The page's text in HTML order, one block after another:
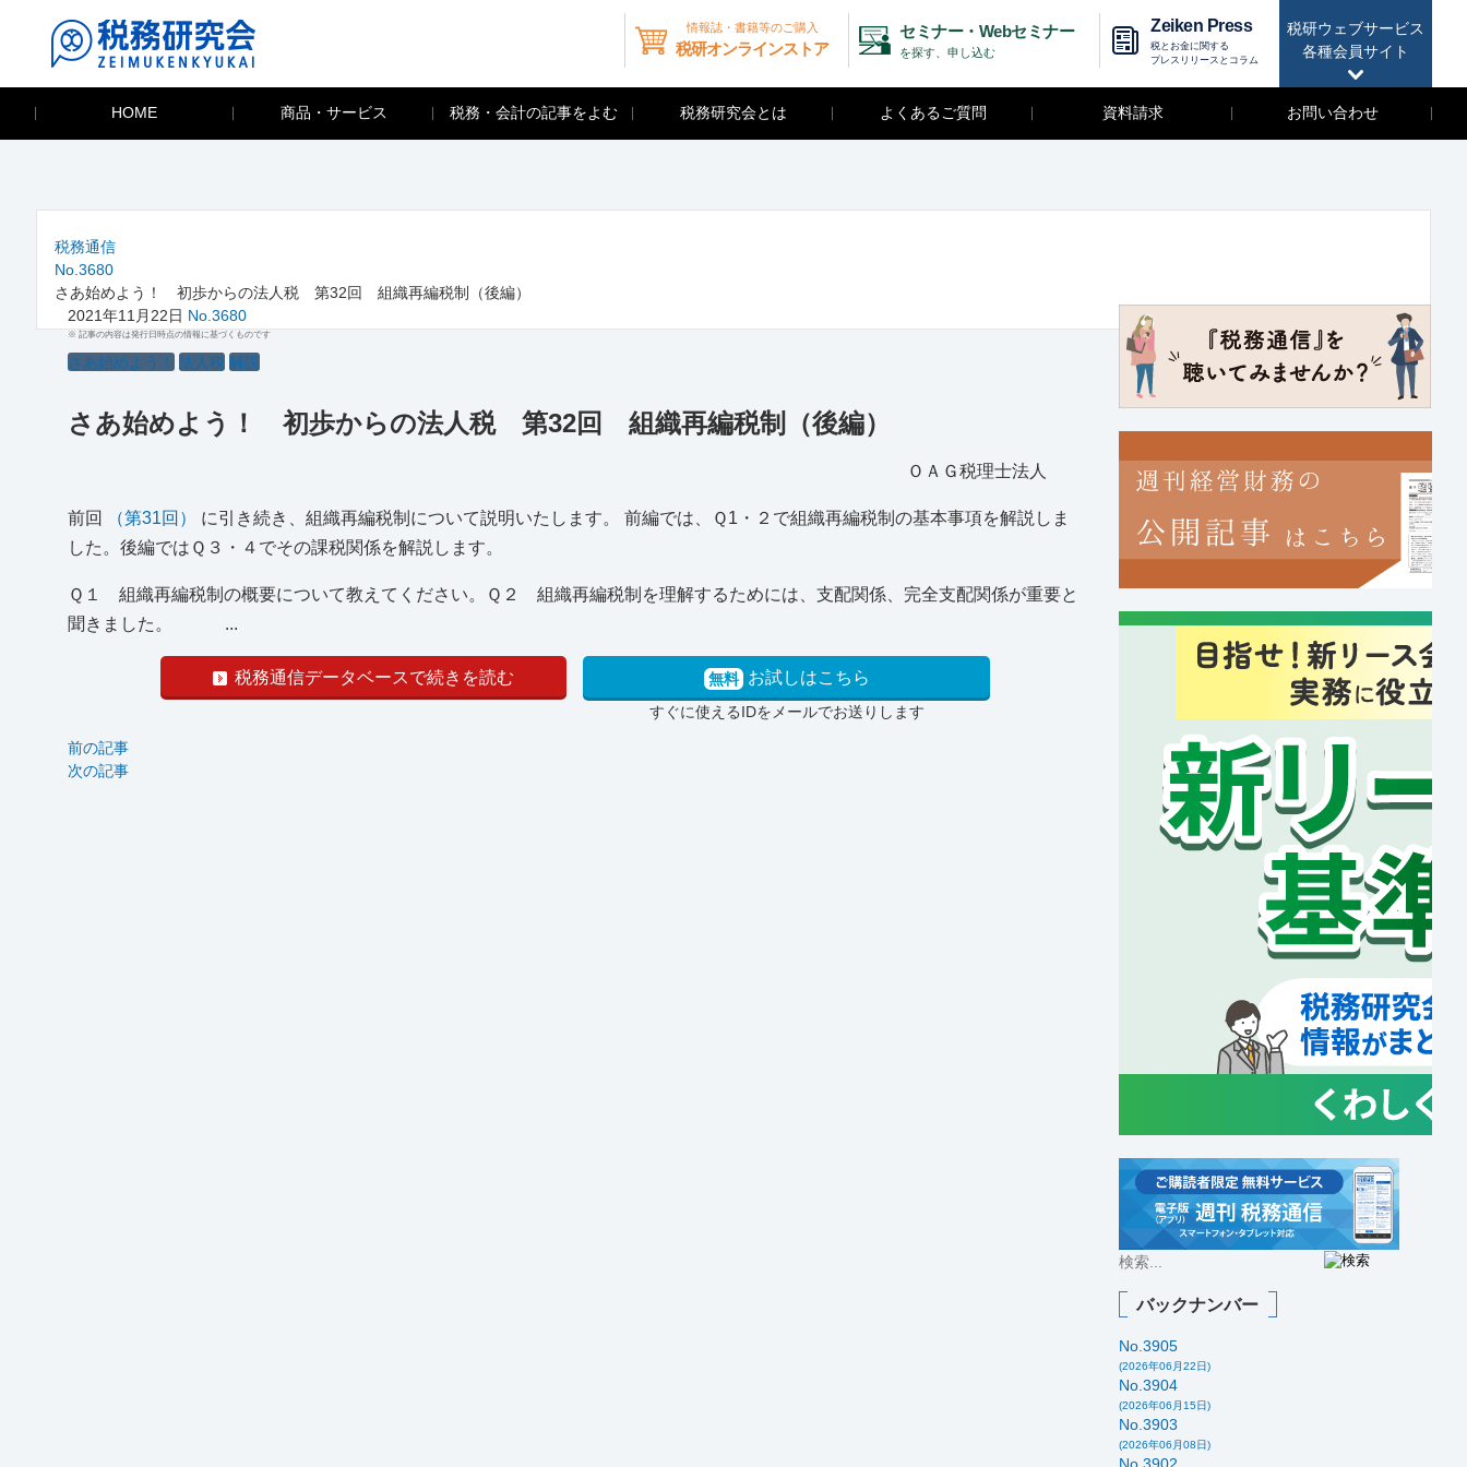
税研ウェブサービス
各種会員サイト
情報誌・書籍等のご購入
税研オンラインストア
セミナー・Webセミナー
を探す、申し込む
Zeiken Press
税とお金に関する
プレスリリースとコラム
HOME 商品・サービス 税務・会計の記事をよむ 税務研究会とは よくあるご質問 資料請求 お問い合わせ
税務通信
No.3680
さあ始めよう！ 初歩からの法人税 第32回 組織再編税制（後編）
2021年11月22日 No.3680
※ 記事の内容は発行日時点の情報に基づくものです
さあ始めよう！ 法人税 解説
さあ始めよう！ 初歩からの法人税 第32回 組織再編税制（後編）
ＯＡＧ税理士法人
前回 （第31回）
に引き続き、組織再編税制について説明いたします。 前編では、Ｑ1・２で組織再編税制の基本事項を解説しま
した。後編ではＱ３・４でその課税関係を解説します。
Ｑ１ 組織再編税制の概要について教えてください。Ｑ２ 組織再編税制を理解するためには、支配関係、完全支配関係が重要と
聞きました。 ...
税務通信データベースで続きを読む 無料 お試しはこちら
すぐに使えるIDをメールでお送りします
前の記事
次の記事
バックナンバー
No.3905
(2026年06月22日)
No.3904
(2026年06月15日)
No.3903
(2026年06月08日)